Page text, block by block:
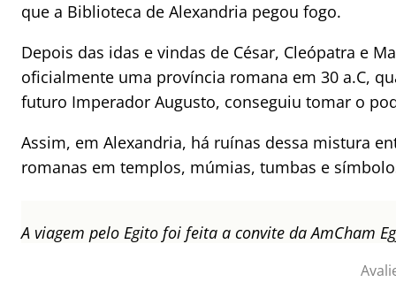
que a Biblioteca de Alexandria pegou fogo.
Depois das idas e vindas de César, Cleópatra e
oficialmente uma província romana em 30 a.C,
futuro Imperador Augusto, conseguiu tomar o
Assim, em Alexandria, há ruínas dessa mistura
romanas em templos, múmias, tumbas e
A viagem pelo Egito foi feita a convite da AmCham